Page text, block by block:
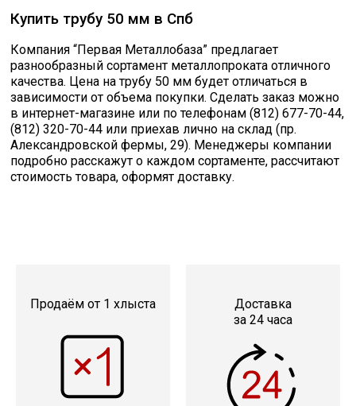
Купить трубу 50 мм в Спб
Компания “Первая Металлобаза” предлагает
разнообразный сортамент металлопроката отличного
качества. Цена на трубу 50 мм будет отличаться в
зависимости от объема покупки. Сделать заказ можно
в интернет-магазине или по телефонам (812) 677-70-44,
(812) 320-70-44 или приехав лично на склад (пр.
Александровской фермы, 29). Менеджеры компании
подробно расскажут о каждом сортаменте, рассчитают
стоимость товара, оформят доставку.
Продаём от 1 хлыста
Доставка
за 24 часа